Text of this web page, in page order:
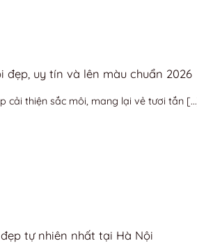
đẹp, uy tín và lên màu chuẩn 2026
cải thiện sắc môi, mang lại vẻ tươi tắn
tự nhiên nhất tại Hà Nội